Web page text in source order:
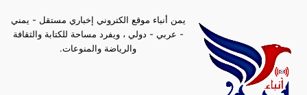
يمن أنباء موقع الكتروني إخباري مستقل - يمني
- عربي - دولي ، ويفرد مساحة للكتابة والثقافة
والرياضة والمنوعات.